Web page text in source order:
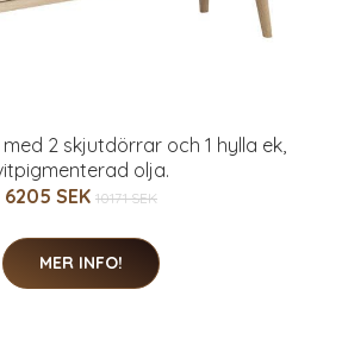
2 skjutdörrar och 1 hylla ek,
olja.
6205 SEK 10171 SEK
MER INFO!